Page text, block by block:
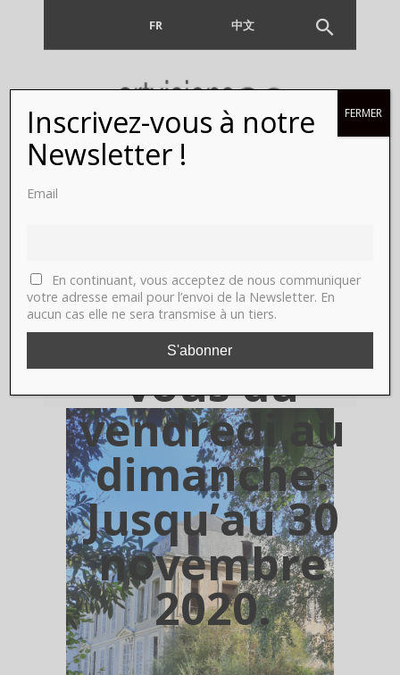
FR 中文
Garden Party,
Clairefontaine-
visiter en ligne
et sur rendez-
vous du
vendredi au
dimanche.
Jusqu’au 30
novembre
2020.
Inscrivez-vous à notre
Newsletter !
Email
En continuant, vous acceptez de nous communiquer
votre adresse email pour l’envoi de la Newsletter. En
aucun cas elle ne sera transmise à un tiers.
FERMER